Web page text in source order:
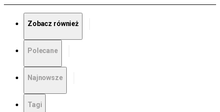
Zobacz również
Polecane
Najnowsze
Tagi